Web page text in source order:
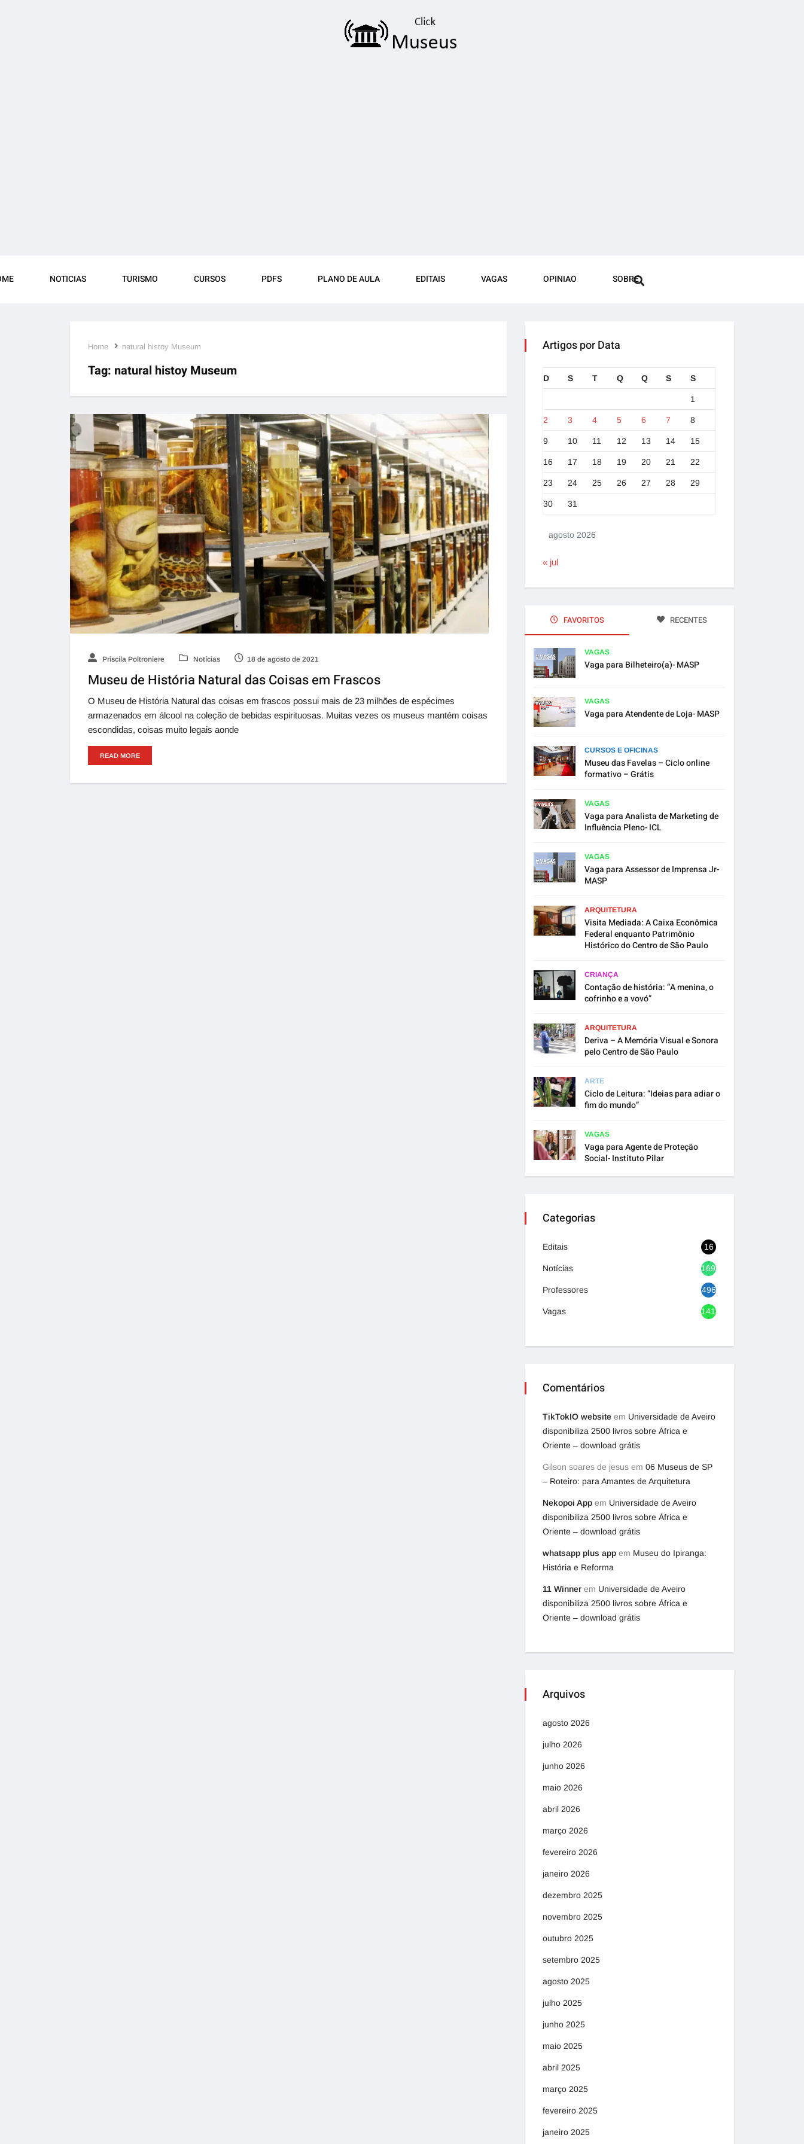
NOTICIAS TURISMO CURSOS PDFS PLANO DE AULA EDITAIS VAGAS OPINIAO SOBRE
Home natural histoy Museum
Tag: natural histoy Museum
Priscila Poltroniere Notícias 18 de agosto de 2021
Museu de História Natural das Coisas em Frascos
O Museu de História Natural das coisas em frascos possui mais de 23 milhões de espécimes
armazenados em álcool na coleção de bebidas espirituosas. Muitas vezes os museus mantém coisas
escondidas, coisas muito legais aonde
READ MORE
Artigos por Data
agosto 2026
D S T Q Q S S
1
2 3 4 5 6 7 8
9 10 11 12 13 14 15
16 17 18 19 20 21 22
23 24 25 26 27 28 29
30 31
« jul
FAVORITOS RECENTES
VAGAS
Vaga para Bilheteiro(a)- MASP
VAGAS
Vaga para Atendente de Loja- MASP
CURSOS E OFICINAS
Museu das Favelas – Ciclo online
formativo – Grátis
VAGAS
Vaga para Analista de Marketing de
Influência Pleno- ICL
VAGAS
Vaga para Assessor de Imprensa Jr-
MASP
ARQUITETURA
Visita Mediada: A Caixa Econômica
Federal enquanto Patrimônio
Histórico do Centro de São Paulo
CRIANÇA
Contação de história: “A menina, o
cofrinho e a vovó”
ARQUITETURA
Deriva – A Memória Visual e Sonora
pelo Centro de São Paulo
ARTE
Ciclo de Leitura: “Ideias para adiar o
fim do mundo”
VAGAS
Vaga para Agente de Proteção
Social- Instituto Pilar
Categorias
Editais 16
Notícias 1692
Professores 496
Vagas 1418
Comentários
TikTokIO website em Universidade de Aveiro
disponibiliza 2500 livros sobre África e
Oriente – download grátis
Gilson soares de jesus em 06 Museus de SP
– Roteiro: para Amantes de Arquitetura
Nekopoi App em Universidade de Aveiro
disponibiliza 2500 livros sobre África e
Oriente – download grátis
whatsapp plus app em Museu do Ipiranga:
História e Reforma
11 Winner em Universidade de Aveiro
disponibiliza 2500 livros sobre África e
Oriente – download grátis
Arquivos
agosto 2026
julho 2026
junho 2026
maio 2026
abril 2026
março 2026
fevereiro 2026
janeiro 2026
dezembro 2025
novembro 2025
outubro 2025
setembro 2025
agosto 2025
julho 2025
junho 2025
maio 2025
abril 2025
março 2025
fevereiro 2025
janeiro 2025